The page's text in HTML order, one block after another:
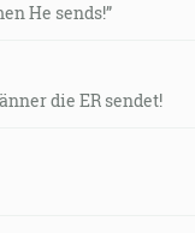
He sends!”
die ER sendet!